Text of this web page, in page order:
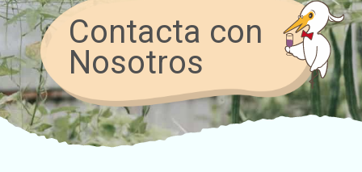
Contacta con
Nosotros